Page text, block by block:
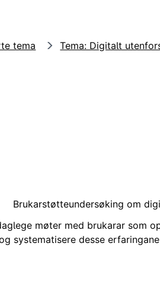
tema Tema: Digitalt
Brukarstøtteundersøking om
møter med brukarar som
systematisere desse